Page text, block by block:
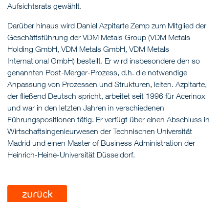
Aufsichtsrats gewählt.
Darüber hinaus wird Daniel Azpitarte Zemp zum Mitglied der
Geschäftsführung der VDM Metals Group (VDM Metals
Holding GmbH, VDM Metals GmbH, VDM Metals
International GmbH) bestellt. Er wird insbesondere den so
genannten Post-Merger-Prozess, d.h. die notwendige
Anpassung von Prozessen und Strukturen, leiten. Azpitarte,
der fließend Deutsch spricht, arbeitet seit 1996 für Acerinox
und war in den letzten Jahren in verschiedenen
Führungspositionen tätig. Er verfügt über einen Abschluss in
Wirtschaftsingenieurwesen der Technischen Universität
Madrid und einen Master of Business Administration der
Heinrich-Heine-Universität Düsseldorf.
zurück